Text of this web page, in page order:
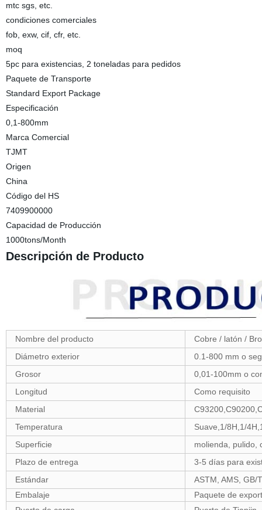
mtc sgs, etc.
condiciones comerciales
fob, exw, cif, cfr, etc.
moq
5pc para existencias, 2 toneladas para pedidos
Paquete de Transporte
Standard Export Package
Especificación
0,1-800mm
Marca Comercial
TJMT
Origen
China
Código del HS
7409900000
Capacidad de Producción
1000tons/Month
Descripción de Producto
Nombre del producto
Cobre / latón /
Diámetro exterior
0.1-800 mm o
Grosor
0,01-100mm o
Longitud
Como requisito
Material
Temperatura
Suave,1/8H,1/
Superficie
molienda, pulido,
Plazo de entrega
3-5 días para
Estándar
ASTM, AMS, GB/
Embalaje
Paquete de